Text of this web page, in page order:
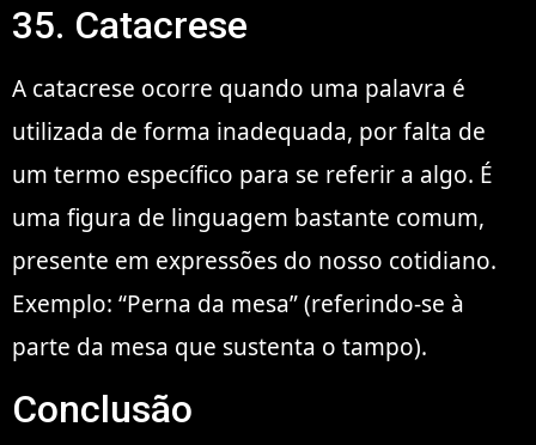
35. Catacrese
A catacrese ocorre quando uma palavra é
utilizada de forma inadequada, por falta de
um termo específico para se referir a algo. É
uma figura de linguagem bastante comum,
presente em expressões do nosso cotidiano.
Exemplo: “Perna da mesa” (referindo-se à
parte da mesa que sustenta o tampo).
Conclusão